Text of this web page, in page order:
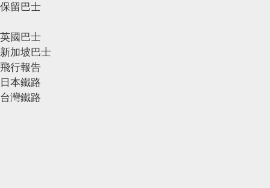
保留巴士
英國巴士
新加坡巴士
飛行報告
日本鐵路
台灣鐵路